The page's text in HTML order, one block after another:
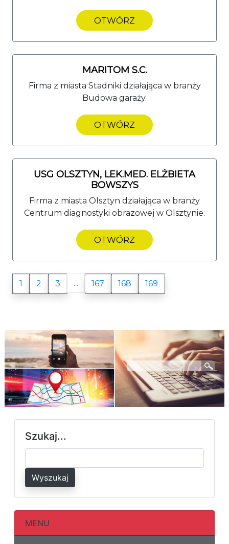
OTWÓRZ
MARITOM S.C.
Firma z miasta Stadniki działająca w branży
Budowa garaży.
OTWÓRZ
USG OLSZTYN, LEK.MED. ELŻBIETA
BOWSZYS
Firma z miasta Olsztyn działająca w branży
Centrum diagnostyki obrazowej w Olsztynie.
OTWÓRZ
1 2 3 ... 167 168 169
Szukaj...
Wyszukaj
MENU